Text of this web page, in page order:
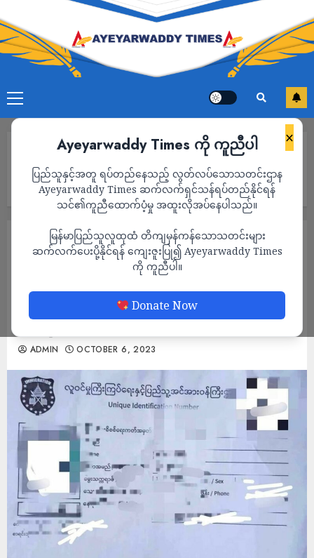
×
Ayeyarwaddy Times ကို ကူညီပါ
ပြည်သူနှင့်အတူ ရပ်တည်နေသည့် လွတ်လပ်သောသတင်းဌာန
Ayeyarwaddy Times ဆက်လက်ရှင်သန်ရပ်တည်နိုင်ရန်
သင်၏ကူညီထောက်ပံ့မှု အထူးလိုအပ်နေပါသည်။
မြန်မာပြည်သူလူထုထံ တိကျမှန်ကန်သောသတင်းများ
ဆက်လက်ပေးပို့နိုင်ရန် ကျေးဇူးပြု၍ Ayeyarwaddy Times
ကို ကူညီပါ။
Donate Now
မှတ်ပုံတင် စမတ်ကဒ် ပြုလုပ်ပေးရာတွင် အမည်နှင့် မွေးသက္ကရာဇ်များ
မှားယွင်းနေ
ဧရာ၀တီတိုင်းအတွင်း စစ်ကောင်စီ
လက်အောက်ခံ လ၀ကရုံးမှ မှတ်ပုံတင် စမတ်က
ဒ် ပြုလုပ်ပေးရာတွင် အမည်နှင့် မွေးသက္ကရာဇ်
များ မှားယွင်းနေ
ADMIN OCTOBER 6, 2023